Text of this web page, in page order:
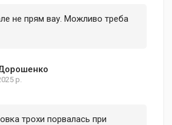
не прям вау. Можливо треба
р.
трохи порвалась при